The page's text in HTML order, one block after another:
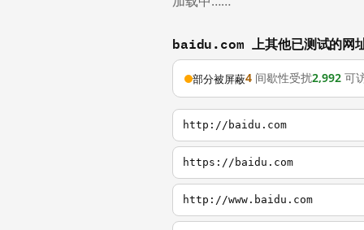
baidu.com 上其他已测试的网
部分被屏蔽4 间歇性受扰2,992 可
http://baidu.com
https://baidu.com
http://www.baidu.com